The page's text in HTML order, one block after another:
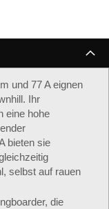
und 77 A eignen
Ihr
eine hohe
bieten sie
selbst auf rauen
die